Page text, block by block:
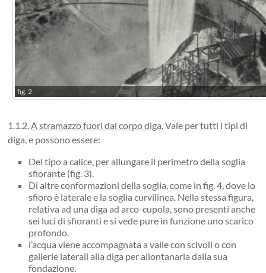
fig. 2
1.1.2.A stramazzo fuori dal corpo diga.Vale per tutti i tipi di
diga, e possono essere:
Del tipo a calice, per allungare il perimetro della soglia
sfiorante (fig. 3).
Di altre conformazioni della soglia, come in fig. 4, dove lo
sfioro è laterale e la soglia curvilinea. Nella stessa figura,
relativa ad una diga ad arco-cupola, sono presenti anche
sei luci di sfioranti e si vede pure in funzione uno scarico
profondo.
l’acqua viene accompagnata a valle con scivoli o con
gallerie laterali alla diga per allontanarla dalla sua
fondazione.